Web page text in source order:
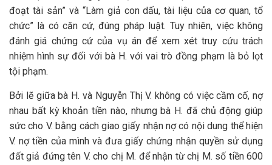
đoạt tài sản” và “Làm giả con dấu, tài liệu của cơ quan, tổ
chức” là có căn cứ, đúng pháp luật. Tuy nhiên, việc không
đánh giá chứng cứ của vụ án để xem xét truy cứu trách
nhiệm hình sự đối với bà H. với vai trò đồng phạm là bỏ lọt
tội phạm.
Bởi lẽ giữa bà H. và Nguyễn Thị V. không có việc cầm cố, nợ
nhau bất kỳ khoản tiền nào, nhưng bà H. đã chủ động giúp
sức cho V. bằng cách giao giấy nhận nợ có nội dung thể hiện
V. nợ tiền của mình và đưa giấy chứng nhận quyền sử dụng
đất giả đứng tên V. cho chị M. để nhận từ chị M. số tiền 600